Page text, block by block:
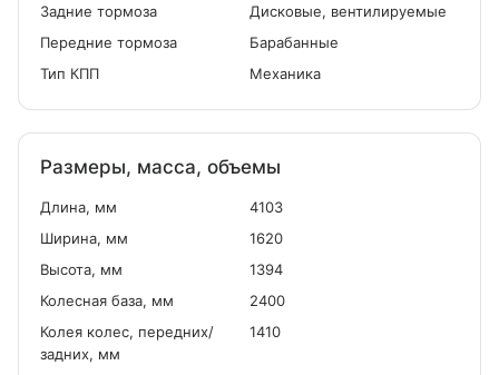
Задние тормоза
Дисковые, вентилируемые
Передние тормоза
Барабанные
Тип КПП
Механика
Размеры, масса, объемы
Длина, мм
4103
Ширина, мм
1620
Высота, мм
1394
Колесная база, мм
2400
Колея колес, передних/
задних, мм
1410